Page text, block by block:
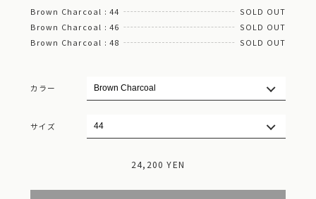
Brown Charcoal : 44
SOLD OUT
Brown Charcoal : 46
SOLD OUT
Brown Charcoal : 48
SOLD OUT
カラー
サイズ
24,200 YEN